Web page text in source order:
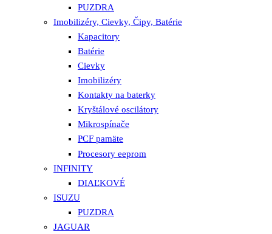
PUZDRA
Imobilizéry, Cievky, Čipy, Batérie
Kapacitory
Batérie
Cievky
Imobilizéry
Kontakty na baterky
Kryštálové oscilátory
Mikrospínače
PCF pamäte
Procesory eeprom
INFINITY
DIAĽKOVÉ
ISUZU
PUZDRA
JAGUAR